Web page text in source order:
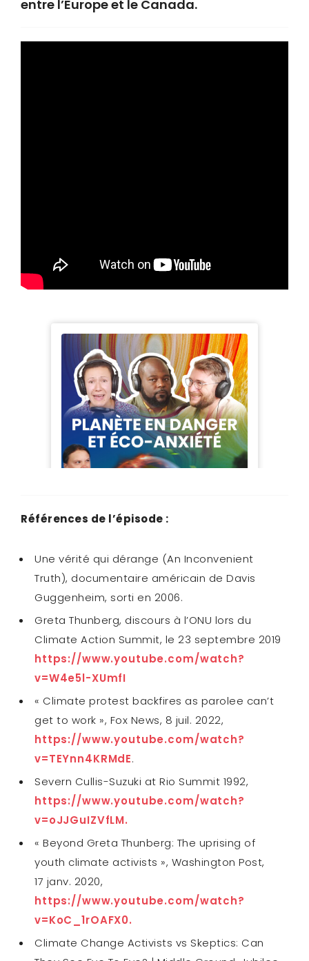
entre l’Europe et le Canada.
Références de l’épisode :
Une vérité qui dérange (An Inconvenient
Truth), documentaire américain de Davis
Guggenheim, sorti en 2006.
Greta Thunberg, discours à l’ONU lors du
Climate Action Summit, le 23 septembre 2019
https://www.youtube.com/watch?
v=W4e5l-XUmfI
« Climate protest backfires as parolee can’t
get to work », Fox News, 8 juil. 2022,
https://www.youtube.com/watch?
v=TEYnn4KRMdE.
Severn Cullis-Suzuki at Rio Summit 1992,
https://www.youtube.com/watch?
v=oJJGuIZVfLM.
« Beyond Greta Thunberg: The uprising of
youth climate activists », Washington Post,
17 janv. 2020,
https://www.youtube.com/watch?
v=KoC_1rOAFX0.
Climate Change Activists vs Skeptics: Can